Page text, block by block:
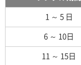
1 ～ 5 日
6 ～ 10日
11 ～ 15日